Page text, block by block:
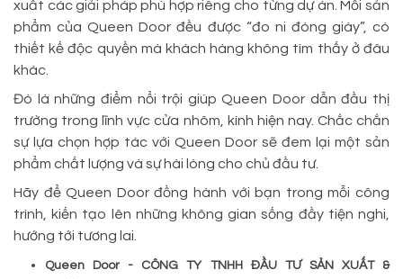
xuất các giải pháp phù hợp riêng cho từng dự án. Mỗi sản
phẩm của Queen Door đều được “đo ni đóng giày”, có
thiết kế độc quyền mà khách hàng không tìm thấy ở đâu
khác.
Đó là những điểm nổi trội giúp Queen Door dẫn đầu thị
trường trong lĩnh vực cửa nhôm, kính hiện nay. Chắc chắn
sự lựa chọn hợp tác với Queen Door sẽ đem lại một sản
phẩm chất lượng và sự hài lòng cho chủ đầu tư.
Hãy để Queen Door đồng hành với bạn trong mỗi công
trình, kiến tạo lên những không gian sống đầy tiện nghi,
hướng tới tương lai.
Queen Door - CÔNG TY TNHH ĐẦU TƯ SẢN XUẤT &